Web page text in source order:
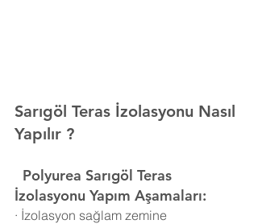
Sarıgöl Teras İzolasyonu Nasıl
Yapılır ?
  Polyurea
Sarıgöl Teras
İzolasyonu Yapım Aşamaları:
· İzolasyon sağlam zemine